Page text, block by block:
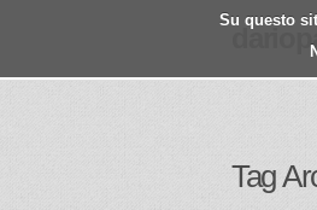
Su questo
Tag